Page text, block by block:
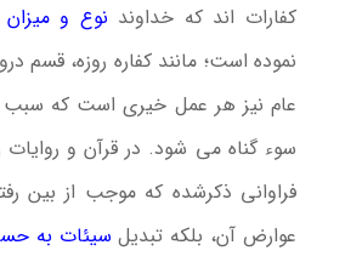
كفارات اند كه خداوند نوع و میزان
نموده است؛ مانند كفاره روزه، قسم
عام نیز هر عمل خیری است كه سبب
سوء گناه می شود. در قرآن و روایات
فراوانى ذكرشده كه موجب از بین
عوارض آن، بلكه تبدیل سیئات به